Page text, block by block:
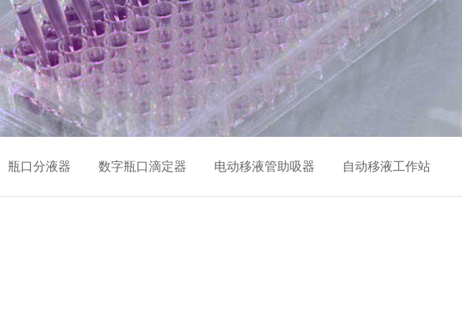
瓶口分液器 数字瓶口滴定器 电动移液管助吸器 自动移液工作站